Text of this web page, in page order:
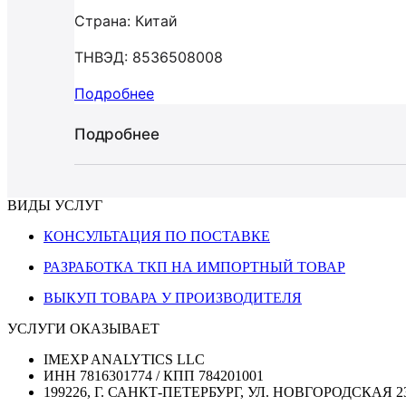
Страна: Китай
ТНВЭД: 8536508008
Подробнее
Подробнее
ВИДЫ УСЛУГ
КОНСУЛЬТАЦИЯ ПО ПОСТАВКЕ
РАЗРАБОТКА ТКП НА ИМПОРТНЫЙ ТОВАР
ВЫКУП ТОВАРА У ПРОИЗВОДИТЕЛЯ
УСЛУГИ ОКАЗЫВАЕТ
IMEXP ANALYTICS LLC
ИНН 7816301774 / КПП 784201001
199226, Г. САНКТ-ПЕТЕРБУРГ, УЛ. НОВГОРОДСКАЯ